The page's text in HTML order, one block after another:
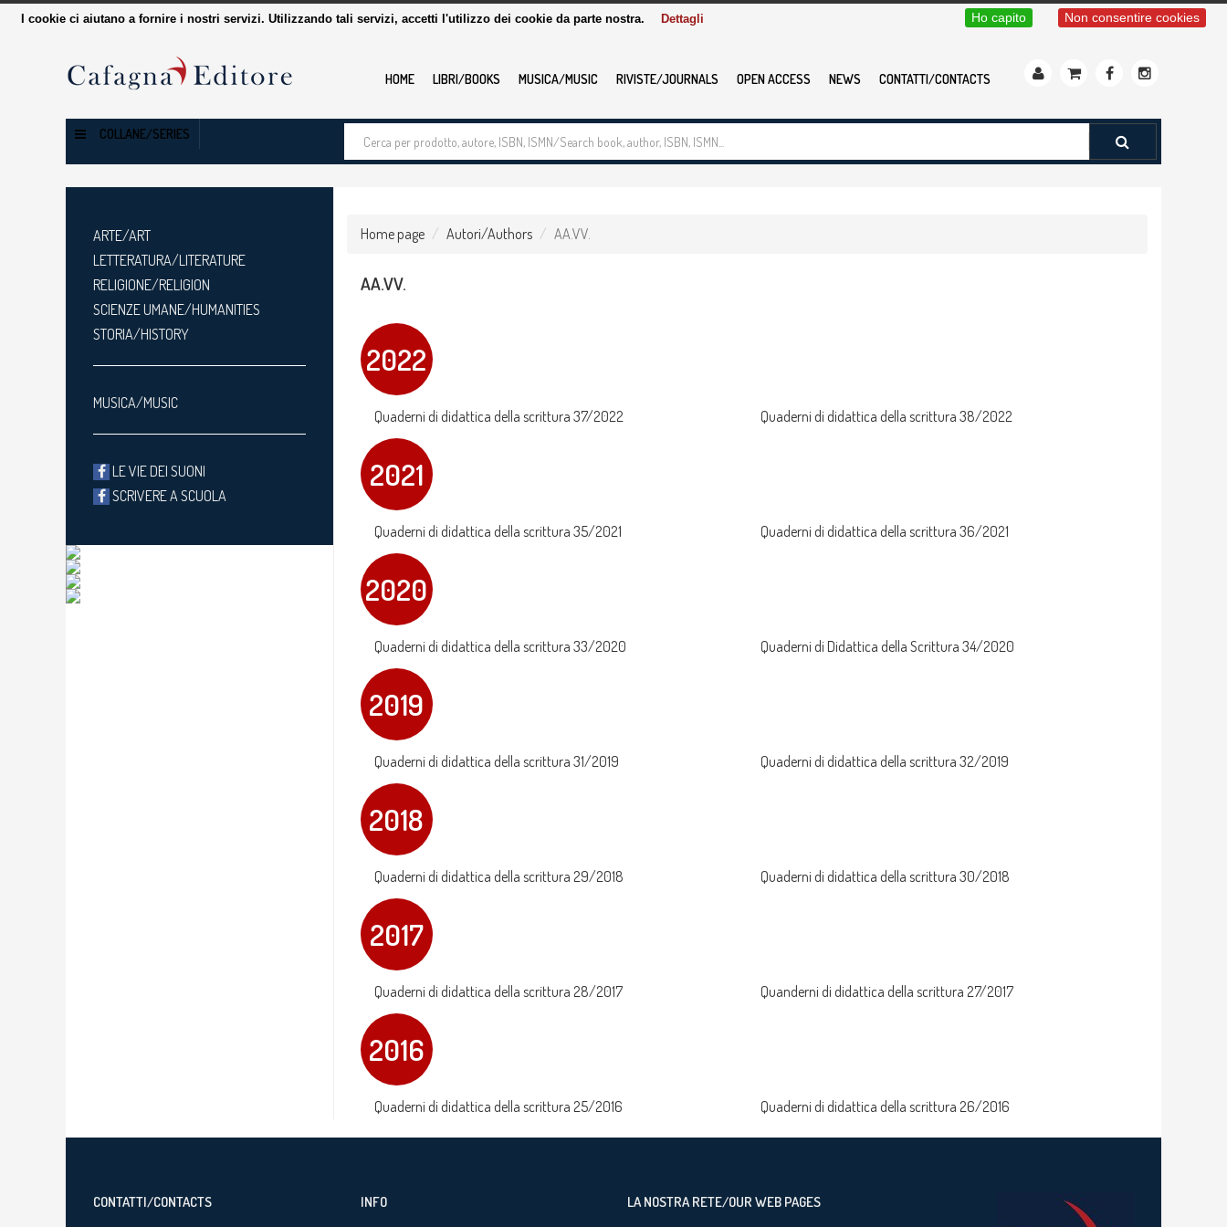
HOME LIBRI/BOOKS MUSICA/MUSIC RIVISTE/JOURNALS OPEN ACCESS NEWS CONTATTI/CONTACTS
COLLANE/SERIES
Cerca
tra
Home page
Autori/Authors AA.VV.
AA.VV.
2022
Quaderni di didattica della scrittura 37/2022 Quaderni di didattica della scrittura 38/2022
2021
Quaderni di didattica della scrittura 35/2021 Quaderni di didattica della scrittura 36/2021
2020
Quaderni di didattica della scrittura 33/2020 Quaderni di Didattica della Scrittura 34/2020
2019
Quaderni di didattica della scrittura 31/2019 Quaderni di didattica della scrittura 32/2019
2018
Quaderni di didattica della scrittura 29/2018 Quaderni di didattica della scrittura 30/2018
2017
Quaderni di didattica della scrittura 28/2017 Quanderni di didattica della scrittura 27/2017
2016
Quaderni di didattica della scrittura 25/2016 Quaderni di didattica della scrittura 26/2016
ARTE/ART
LETTERATURA/LITERATURE
RELIGIONE/RELIGION
SCIENZE UMANE/HUMANITIES
STORIA/HISTORY
MUSICA/MUSIC
LE VIE DEI SUONI
SCRIVERE A SCUOLA
CONTATTI/CONTACTS INFO LA NOSTRA RETE/OUR WEB PAGES
I cookie ci aiutano a fornire i nostri servizi. Utilizzando tali servizi, accetti l'utilizzo dei cookie da parte nostra. Dettagli Non consentire cookies
Ho capito